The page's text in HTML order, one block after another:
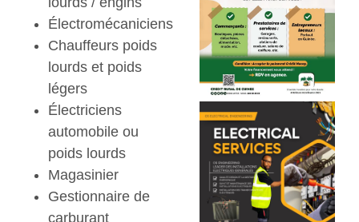
Électromécaniciens
Chauffeurs poids
lourds et poids
légers
Électriciens
automobile ou
poids lourds
Magasinier
Gestionnaire de
carburant